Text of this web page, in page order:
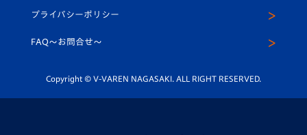
平和祈念活動
ホームタウン活動
スクール
公式LINE＠
プライバシーポリシー
FAQ〜お問合せ〜
Copyright © V-VAREN NAGASAKI. ALL RIGHT RESERVED.